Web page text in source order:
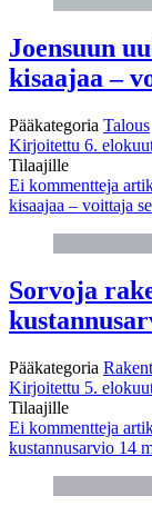
Joensuun
kisaajaa –
Pääkategoria Talous
Kirjoitettu 6.
Tilaajille
Ei kommentteja
kisaajaa – voittaja
Sorvoja
Pääkategoria
Kirjoitettu 5.
Tilaajille
Ei kommentteja
kustannusarvio 14